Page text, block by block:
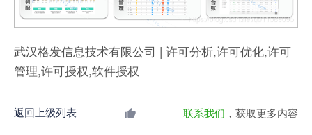
武汉格发信息技术有限公司 | 许可分析,许可优化,许可
管理,许可授权,软件授权
返回上级列表 联系我们 ，获取更多内容